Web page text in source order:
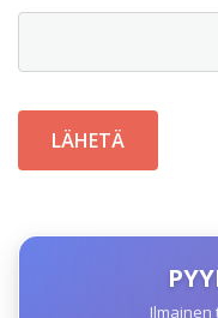
Ilmainen